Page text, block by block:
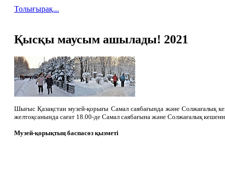
Толығырақ...
Қысқы маусым ашылады! 2021
Шығыс Қазақстан музей-қорығы Самал саябағында және Солжағалық
желтоқсанында сағат 18.00-де Самал саябағына және Солжағалық
Музей-қорықтың баспасөз қызметі